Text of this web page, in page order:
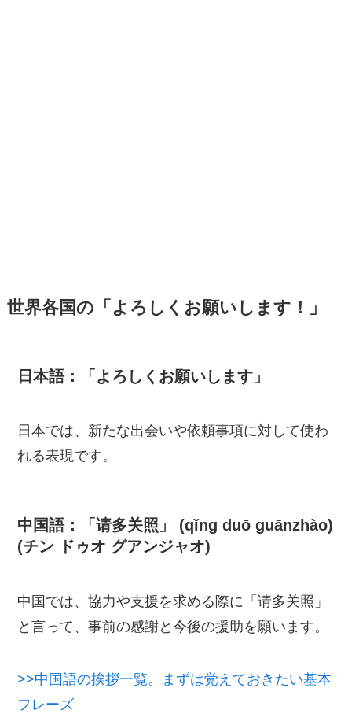
世界各国の「よろしくお願いします！」
日本語：「よろしくお願いします」
日本では、新たな出会いや依頼事項に対して使わ
れる表現です。
中国語：「请多关照」 (qǐng duō guānzhào)
(チン ドゥオ グアンジャオ)
中国では、協力や支援を求める際に「请多关照」
と言って、事前の感謝と今後の援助を願います。
>>中国語の挨拶一覧。まずは覚えておきたい基本
フレーズ